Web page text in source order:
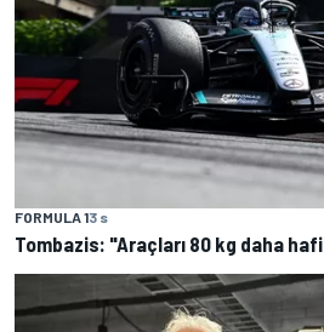
FORMULA 13 s
Tombazis: "Araçları 80 kg daha